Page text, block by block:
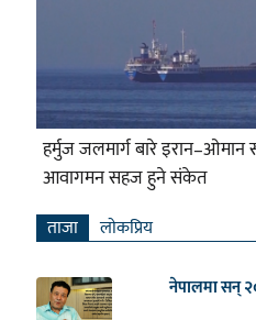
हर्मुज जलमार्ग बारे
आवागमन सहज हुने संकेत
ताजा लाेकप्रिय
नेपालमा सन्